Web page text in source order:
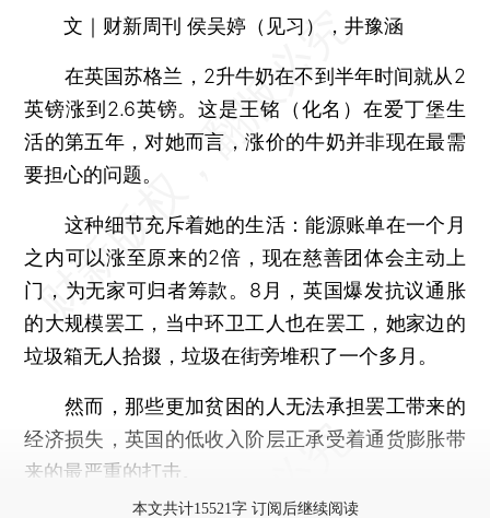
文｜财新周刊 侯吴婷（见习），井豫涵
在英国苏格兰，2升牛奶在不到半年时间就从2
英镑涨到2.6英镑。这是王铭（化名）在爱丁堡生
活的第五年，对她而言，涨价的牛奶并非现在最需
要担心的问题。
这种细节充斥着她的生活：能源账单在一个月
之内可以涨至原来的2倍，现在慈善团体会主动上
门，为无家可归者筹款。8月，英国爆发抗议通胀
的大规模罢工，当中环卫工人也在罢工，她家边的
垃圾箱无人拾掇，垃圾在街旁堆积了一个多月。
然而，那些更加贫困的人无法承担罢工带来的
经济损失，英国的低收入阶层正承受着通货膨胀带
来的最严重的打击。
本文共计15521字 订阅后继续阅读